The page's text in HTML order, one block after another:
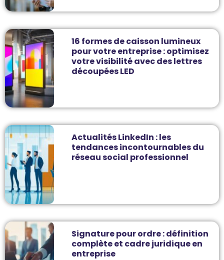
16 formes de caisson lumineux
pour votre entreprise : optimisez
votre visibilité avec des lettres
découpées LED
Actualités LinkedIn : les
tendances incontournables du
réseau social professionnel
Signature pour ordre : définition
complète et cadre juridique en
entreprise